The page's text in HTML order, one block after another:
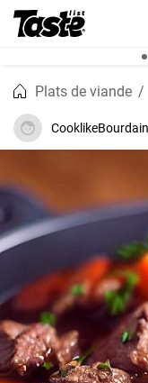
Plats de viande
CooklikeBourdain